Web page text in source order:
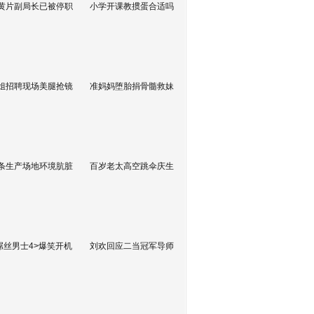
片副局长已被停职 小学开课教掼蛋合适吗
招聘现场美腿抢镜 准妈妈堕胎捐骨髓救妹
生产场地环境肮脏 百岁老太高空跳伞庆生
丝男士4>爆笑开机 刘欢回应二当冠军导师